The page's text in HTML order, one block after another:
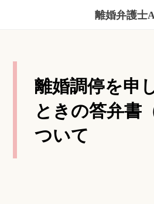
離婚弁護士
離婚調停を申
ときの答弁書
ついて